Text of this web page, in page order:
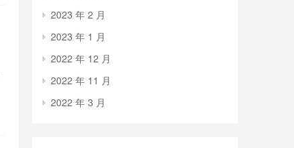
2023 年 2 月
2023 年 1 月
2022 年 12 月
2022 年 11 月
2022 年 3 月